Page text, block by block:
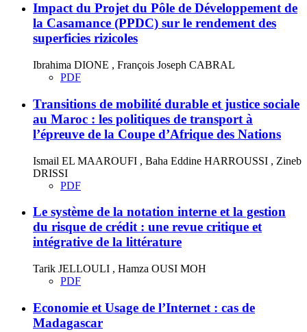
Impact du Projet du Pôle de Développement de
la Casamance (PPDC) sur le rendement des
superficies rizicoles
Ibrahima DIONE , François Joseph CABRAL
PDF
Transitions de mobilité durable et justice sociale
au Maroc : les politiques de transport à
l’épreuve de la Coupe d’Afrique des Nations
Ismail EL MAAROUFI , Baha Eddine HARROUSSI , Zineb
DRISSI
PDF
Le système de la notation interne et la gestion
du risque de crédit : une revue critique et
intégrative de la littérature
Tarik JELLOULI , Hamza OUSI MOH
PDF
Economie et Usage de l’Internet : cas de
Madagascar